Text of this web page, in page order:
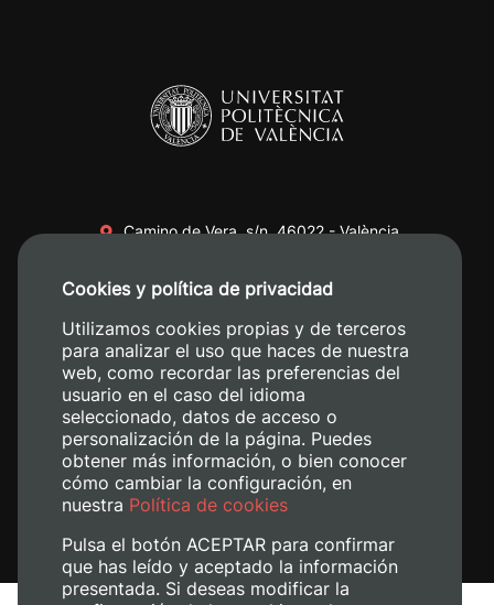
Camino de Vera, s/n. 46022 - València
+34 620 04 00 50
Cookies y política de privacidad
Utilizamos cookies propias y de terceros
para analizar el uso que haces de nuestra
web, como recordar las preferencias del
usuario en el caso del idioma
seleccionado, datos de acceso o
personalización de la página. Puedes
obtener más información, o bien conocer
cómo cambiar la configuración, en
nuestra Política de cookies
Pulsa el botón ACEPTAR para confirmar
que has leído y aceptado la información
presentada. Si deseas modificar la